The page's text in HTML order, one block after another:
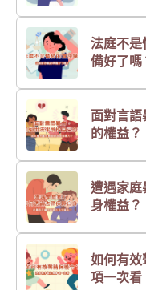
法庭不是
備好了嗎
面對言語
的權益？
遭遇家庭
身權益？
如何有效
項一次看